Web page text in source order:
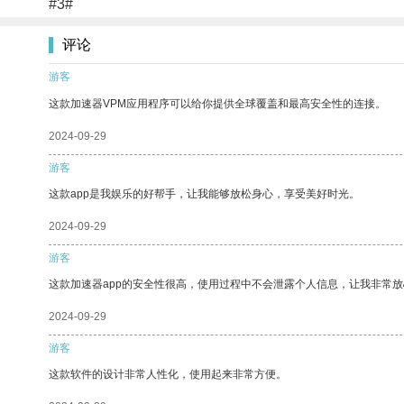
#3#
评论
游客
这款加速器VPM应用程序可以给你提供全球覆盖和最高安全性的连接。
2024-09-29
游客
这款app是我娱乐的好帮手，让我能够放松身心，享受美好时光。
2024-09-29
游客
这款加速器app的安全性很高，使用过程中不会泄露个人信息，让我非常
2024-09-29
游客
这款软件的设计非常人性化，使用起来非常方便。